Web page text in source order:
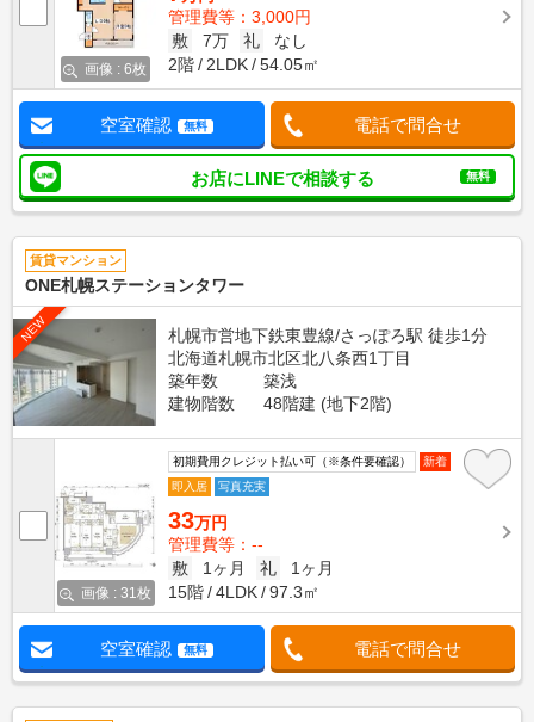
画像 : 6枚
管理費等：3,000円
敷
7万 礼
なし
2階
2LDK 54.05㎡
空室確認 無料 電話で問合せ
お店にLINEで相談する 無料
賃貸マンション
ONE札幌ステーションタワー
NEW
札幌市営地下鉄東豊線/さっぽろ駅 徒歩1分
北海道札幌市北区北八条西1丁目
築年数
築浅
建物階数
48階建 (地下2階)
画像 : 31枚
初期費用クレジット払い可（※条件要確認）
新着
即入居
写真充実
33万円
管理費等：--
敷
1ヶ月 礼
1ヶ月
15階
4LDK 97.3㎡
空室確認 無料 電話で問合せ